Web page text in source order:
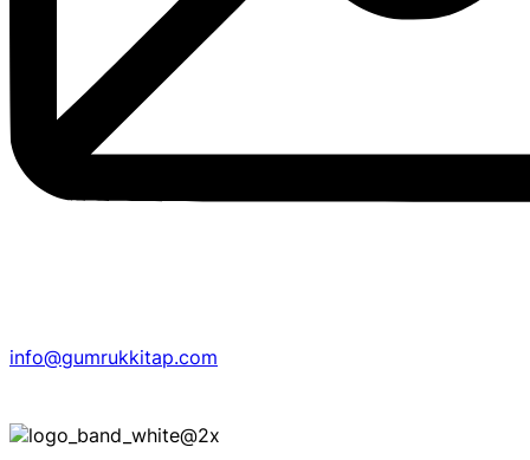
info@gumrukkitap.com